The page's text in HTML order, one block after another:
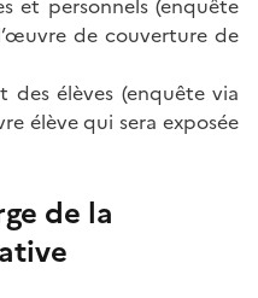
de couverture de
des élèves (enquête via
élève qui sera exposée
de la